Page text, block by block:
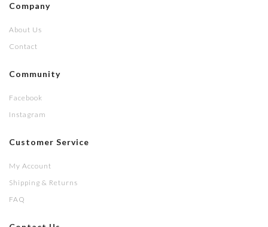
Company
About Us
Contact
Community
Facebook
Instagram
Customer Service
My Account
Shipping & Returns
FAQ